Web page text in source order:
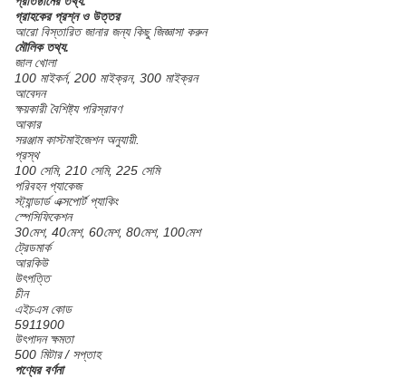
গ্রাহকের প্রশ্ন ও উত্তর
আরো বিস্তারিত জানার জন্য কিছু জিজ্ঞাসা করুন
মৌলিক তথ্য.
জাল খোলা
100 মাইকর্ন, 200 মাইক্রন, 300 মাইক্রন
আবেদন
ক্ষয়কারী বৈশিষ্ট্য পরিস্রাবণ
আকার
সরঞ্জাম কাস্টমাইজেশন অনুযায়ী.
প্রস্থ
100 সেমি, 210 সেমি, 225 সেমি
পরিবহন প্যাকেজ
স্ট্যান্ডার্ড এক্সপোর্ট প্যাকিং
স্পেসিফিকেশন
30মেশ, 40মেশ, 60মেশ, 80মেশ, 100মেশ
ট্রেডমার্ক
আরকিউ
উৎপত্তি
চীন
এইচএস কোড
5911900
উৎপাদন ক্ষমতা
500 মিটার / সপ্তাহ
পণ্যের বর্ণনা